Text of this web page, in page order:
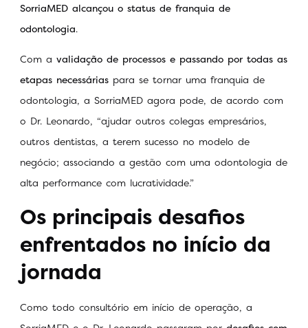
SorriaMED alcançou o status de franquia de
odontologia.
Com a validação de processos e passando por todas as
etapas necessárias para se tornar uma franquia de
odontologia, a SorriaMED agora pode, de acordo com
o Dr. Leonardo, “ajudar outros colegas empresários,
outros dentistas, a terem sucesso no modelo de
negócio; associando a gestão com uma odontologia de
alta performance com lucratividade.”
Os principais desafios
enfrentados no início da
jornada
Como todo consultório em início de operação, a